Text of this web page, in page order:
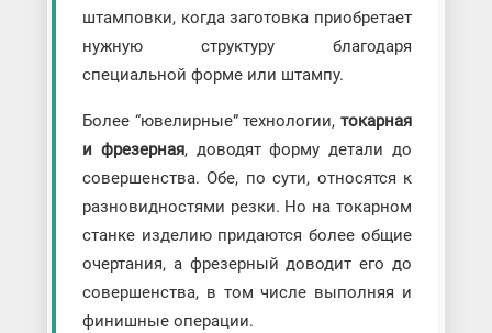
штамповки, когда заготовка приобретает
нужную структуру благодаря
специальной форме или штампу.
Более “ювелирные” технологии,токарная
и фрезерная, доводят форму детали до
совершенства. Обе, по сути, относятся к
разновидностями резки. Но на токарном
станке изделию придаются более общие
очертания, а фрезерный доводит его до
совершенства, в том числе выполняя и
финишные операции.